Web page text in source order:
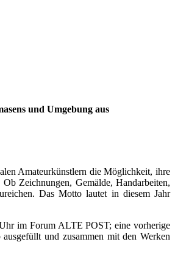
und Umgebung aus
Amateurkünstlern die Möglichkeit, ihre
Zeichnungen, Gemälde, Handarbeiten,
Das Motto lautet in diesem Jahr
im Forum ALTE POST; eine vorherige
und zusammen mit den Werken